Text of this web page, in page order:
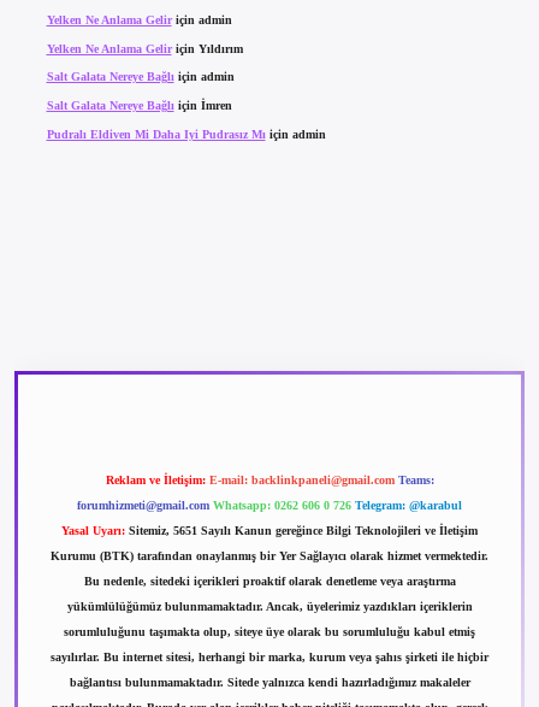
Yelken Ne Anlama Geliriçin admin
Yelken Ne Anlama Geliriçin Yıldırım
Salt Galata Nereye Bağlıiçin admin
Salt Galata Nereye Bağlı için İmren
Pudralı Eldiven Mi Daha Iyi Pudrasız Mı için admin
Reklam ve İletişim: E-mail: backlinkpaneli@gmail.com Teams:
forumhizmeti@gmail.com Whatsapp: 0262 606 0 726 Telegram: @karabul
Yasal Uyarı: Sitemiz, 5651 Sayılı Kanun gereğince Bilgi Teknolojileri ve İletişim
Kurumu (BTK) tarafından onaylanmış bir Yer Sağlayıcı olarak hizmet vermektedir.
Bu nedenle, sitedeki içerikleri proaktif olarak denetleme veya araştırma
yükümlülüğümüz bulunmamaktadır. Ancak, üyelerimiz yazdıkları içeriklerin
sorumluluğunu taşımakta olup, siteye üye olarak bu sorumluluğu kabul etmiş
sayılırlar. Bu internet sitesi, herhangi bir marka, kurum veya şahıs şirketi ile hiçbir
bağlantısı bulunmamaktadır. Sitede yalnızca kendi hazırladığımız makaleler